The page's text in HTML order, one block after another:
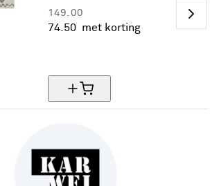
149. 00
74. 50 met korting